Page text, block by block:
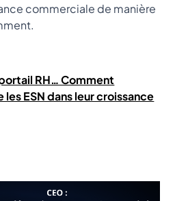
commerciale de manière
RH… Comment
ESN dans leur croissance